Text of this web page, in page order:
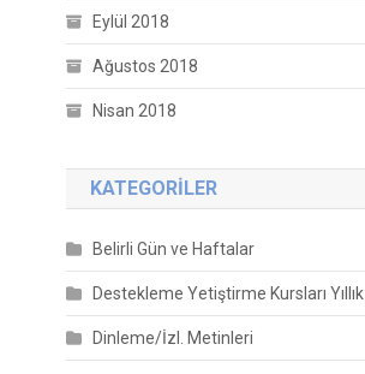
Eylül 2018
Ağustos 2018
Nisan 2018
KATEGORILER
Belirli Gün ve Haftalar
Destekleme Yetiştirme Kursları
Dinleme/İzl. Metinleri